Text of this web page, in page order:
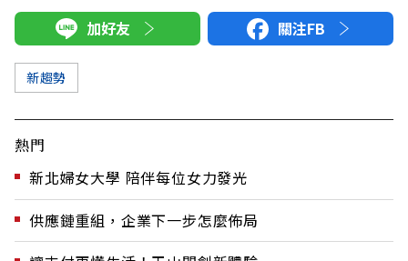
加好友 關注FB
新趨勢
熱門
新北婦女大學 陪伴每位女力發光
供應鏈重組，企業下一步怎麼佈局